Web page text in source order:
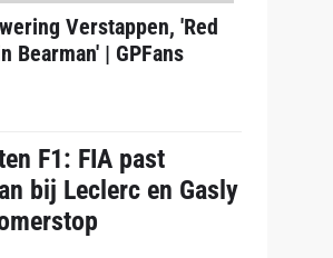
Verstappen, 'Red
| GPFans
F1: FIA past
bij Leclerc en Gasly